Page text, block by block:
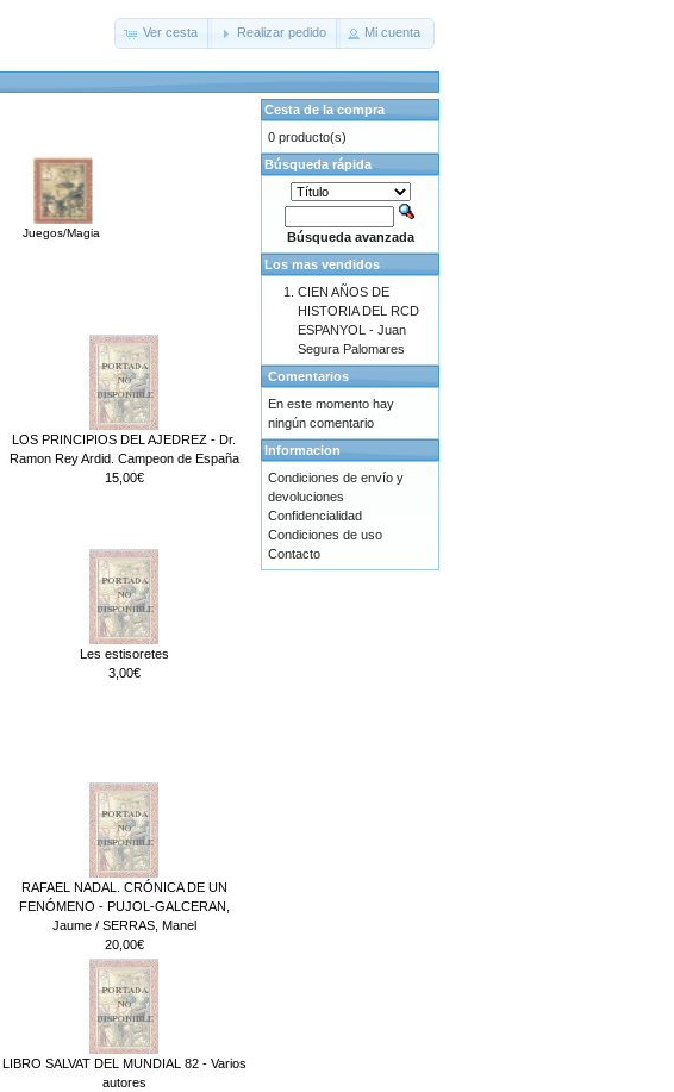
Ver cesta Realizar pedido Mi cuenta
Juegos/Magia
LOS PRINCIPIOS DEL AJEDREZ - Dr.
Ramon Rey Ardid. Campeon de España
15,00€
Les estisoretes
3,00€
RAFAEL NADAL. CRÓNICA DE UN
FENÓMENO - PUJOL-GALCERAN,
Jaume / SERRAS, Manel
20,00€
LIBRO SALVAT DEL MUNDIAL 82 - Varios
autores
Cesta de la compra
0 producto(s)
Búsqueda rápida
Búsqueda avanzada
Los mas vendidos
CIEN AÑOS DE
HISTORIA DEL RCD
ESPANYOL - Juan
Segura Palomares
Comentarios
En este momento hay
ningún comentario
Informacion
Condiciones de envío y
devoluciones
Confidencialidad
Condiciones de uso
Contacto